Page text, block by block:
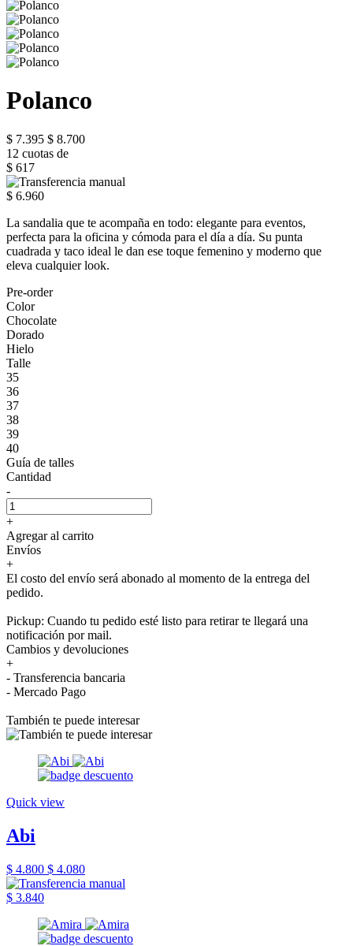
Polanco
$ 7.395 $ 8.700
12 cuotas de
$ 617
$ 6.960
La sandalia que te acompaña en todo: elegante para eventos,
perfecta para la oficina y cómoda para el día a día. Su punta
cuadrada y taco ideal le dan ese toque femenino y moderno que
eleva cualquier look.
Pre-order
Color
Chocolate
Dorado
Hielo
Talle
35
36
37
38
39
40
Guía de talles
Cantidad
-
+
Agregar al carrito
Envíos
+
El costo del envío será abonado al momento de la entrega del
pedido.
Pickup: Cuando tu pedido esté listo para retirar te llegará una
notificación por mail.
Cambios y devoluciones
+
- Transferencia bancaria
- Mercado Pago
También te puede interesar
Quick view
Abi
$ 4.800 $ 4.080
$ 3.840